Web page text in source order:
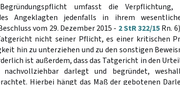
umfasst die Verpflichtung,
Angeklagten jedenfalls in ihrem
vom 29. Dezember 2015 - 2 StR 322/15Rn.
nicht seiner Pflicht, es einer kritischen
hin zu unterziehen und zu den sonstigen
ist außerdem, dass das Tatgericht in den
nachvollziehbar darlegt und begründet,
Hierbei hängt das Maß der gebotenen